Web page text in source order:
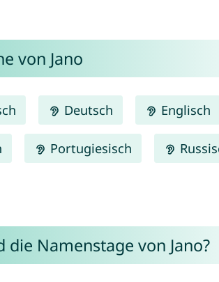
von Jano
Deutsch Englisch
Portugiesisch
die Namenstage von Jano?